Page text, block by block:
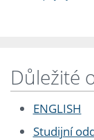
Důležité
ENGLISH
Studijní